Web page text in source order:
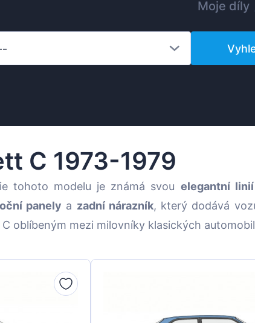
Moje díly
C 1973-1979
tohoto modelu je známá svou elegantní linií
panely a zadní nárazník, který dodává
oblíbeným mezi milovníky klasických